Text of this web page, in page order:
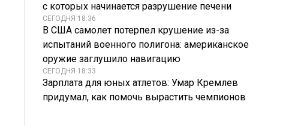
с которых начинается разрушение печени
СЕГОДНЯ 18:36
В США самолет потерпел крушение из-за
испытаний военного полигона: американское
оружие заглушило навигацию
СЕГОДНЯ 18:33
Зарплата для юных атлетов: Умар Кремлев
придумал, как помочь вырастить чемпионов